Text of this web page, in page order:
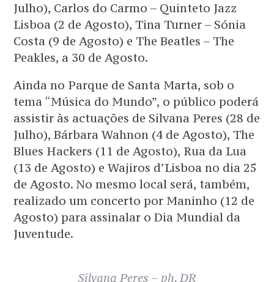
Julho), Carlos do Carmo – Quinteto Jazz
Lisboa (2 de Agosto), Tina Turner – Sónia
Costa (9 de Agosto) e The Beatles – The
Peakles, a 30 de Agosto.
Ainda no Parque de Santa Marta, sob o
tema “Música do Mundo”, o público poderá
assistir às actuações de Silvana Peres (28 de
Julho), Bárbara Wahnon (4 de Agosto), The
Blues Hackers (11 de Agosto), Rua da Lua
(13 de Agosto) e Wajiros d’Lisboa no dia 25
de Agosto. No mesmo local será, também,
realizado um concerto por Maninho (12 de
Agosto) para assinalar o Dia Mundial da
Juventude.
Silvana Peres – ph. DR